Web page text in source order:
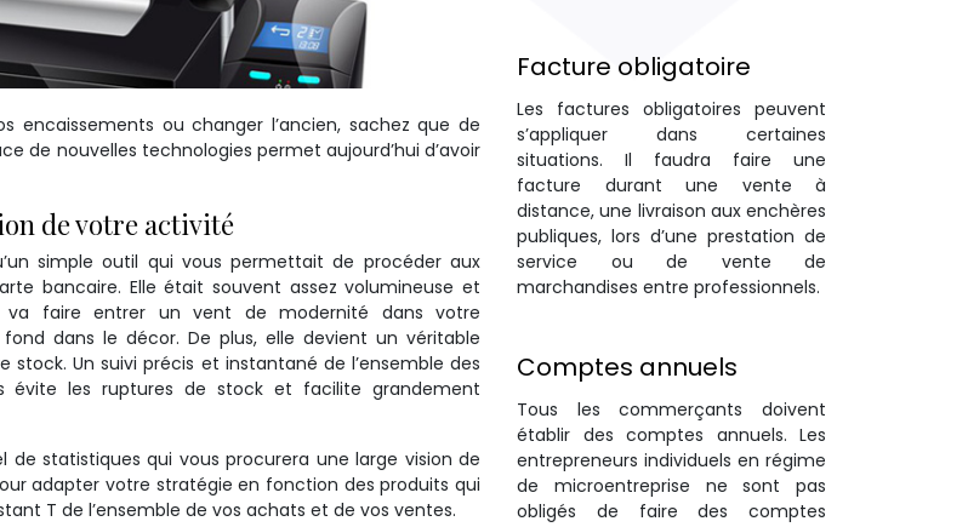
encaissements ou changer l’ancien, sachez que de
de nouvelles technologies permet aujourd’hui d’avoir
de votre activité
simple outil qui vous permettait de procéder aux
bancaire. Elle était souvent assez volumineuse et
va faire entrer un vent de modernité dans votre
dans le décor. De plus, elle devient un véritable
stock. Un suivi précis et instantané de l’ensemble des
évite les ruptures de stock et facilite grandement
de statistiques qui vous procurera une large vision de
adapter votre stratégie en fonction des produits qui
T de l’ensemble de vos achats et de vos ventes.
Facture obligatoire
Les factures obligatoires peuvent
s’appliquer dans certaines
situations. Il faudra faire une
facture durant une vente à
distance, une livraison aux enchères
publiques, lors d’une prestation de
service ou de vente de
marchandises entre professionnels.
Comptes annuels
Tous les commerçants doivent
établir des comptes annuels. Les
entrepreneurs individuels en régime
de microentreprise ne sont pas
obligés de faire des comptes